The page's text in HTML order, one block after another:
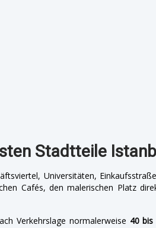
Stadtteile
Universitäten,
Cafés, den malerischen Platz
Verkehrslage normalerweise 40